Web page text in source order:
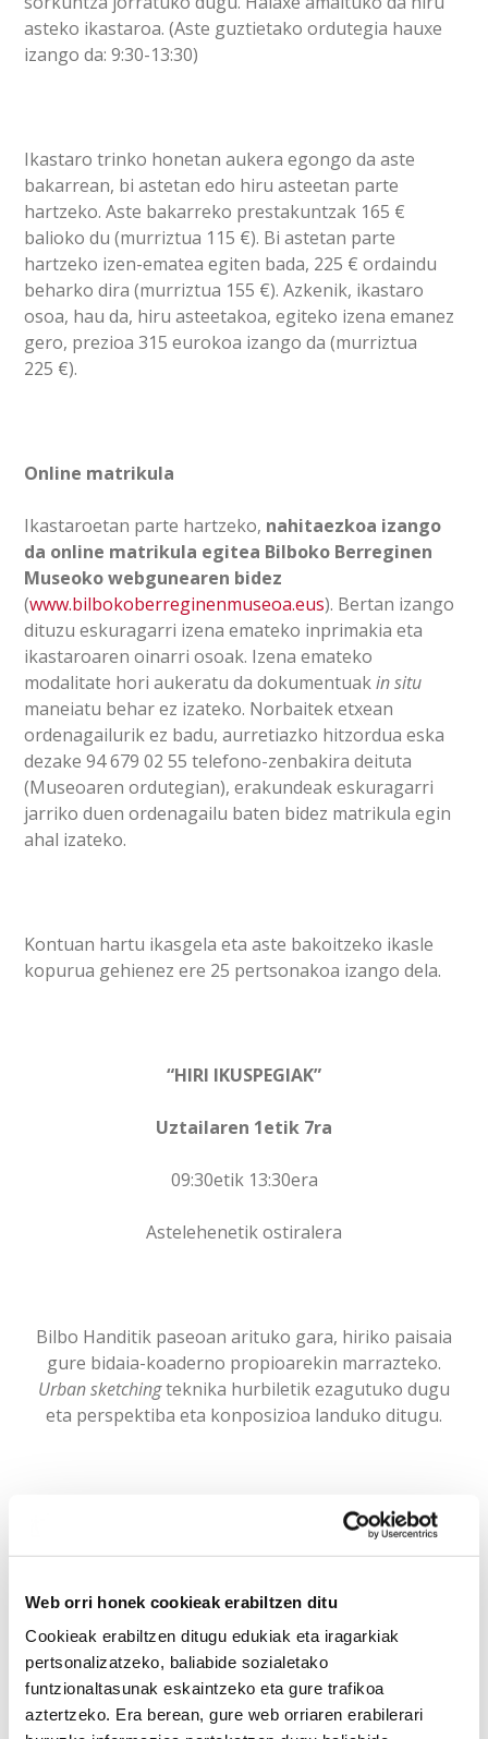
Web orri honek cookieak erabiltzen ditu
Cookieak erabiltzen ditugu edukiak eta iragarkiak
pertsonalizatzeko, baliabide sozialetako
funtzionaltasunak eskaintzeko eta gure trafikoa
aztertzeko. Era berean, gure web orriaren erabilerari
asteko ikastaroa. (Aste guztietako ordutegia hauxe
izango da: 9:30-13:30)
Ikastaro trinko honetan aukera egongo da aste
bakarrean, bi astetan edo hiru asteetan parte
hartzeko. Aste bakarreko prestakuntzak 165 €
balioko du (murriztua 115 €). Bi astetan parte
hartzeko izen-ematea egiten bada, 225 € ordaindu
beharko dira (murriztua 155 €). Azkenik, ikastaro
osoa, hau da, hiru asteetakoa, egiteko izena emanez
gero, prezioa 315 eurokoa izango da (murriztua
225 €).
Online matrikula
Ikastaroetan parte hartzeko, nahitaezkoa izango
da online matrikula egitea Bilboko Berreginen
Museoko webgunearen bidez
(www.bilbokoberreginenmuseoa.eus). Bertan izango
dituzu eskuragarri izena emateko inprimakia eta
ikastaroaren oinarri osoak. Izena emateko
modalitate hori aukeratu da dokumentuakin situ
maneiatu behar ez izateko. Norbaitek etxean
ordenagailurik ez badu, aurretiazko hitzordua eska
dezake 94 679 02 55 telefono-zenbakira deituta
(Museoaren ordutegian), erakundeak eskuragarri
jarriko duen ordenagailu baten bidez matrikula egin
ahal izateko.
Kontuan hartu ikasgela eta aste bakoitzeko ikasle
kopurua gehienez ere 25 pertsonakoa izango dela.
“HIRI IKUSPEGIAK”
Uztailaren 1etik 7ra
09:30etik 13:30era
Astelehenetik ostiralera
Bilbo Handitik paseoan arituko gara, hiriko paisaia
gure bidaia-koaderno propioarekin marrazteko.
Urban sketchingteknika hurbiletik ezagutuko dugu
eta perspektiba eta konposizioa landuko ditugu.
Uztailaren 8tik 14ra
09:30etik 13:30era
Astelehenetik ostiralera